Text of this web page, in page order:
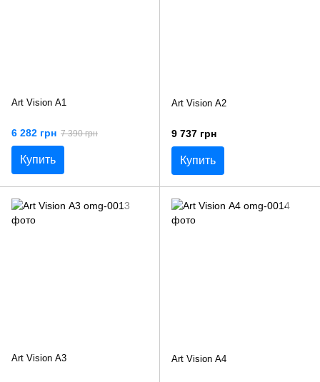
Art Vision А1
6 282 грн 7 390 грн
Купить
Art Vision А2
9 737 грн
Купить
Art Vision А3 Art Vision А4